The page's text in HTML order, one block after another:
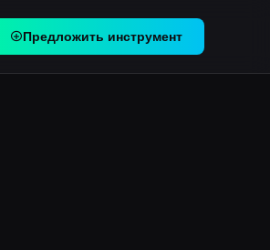
Перейти в Избранное
Предложить инструмент